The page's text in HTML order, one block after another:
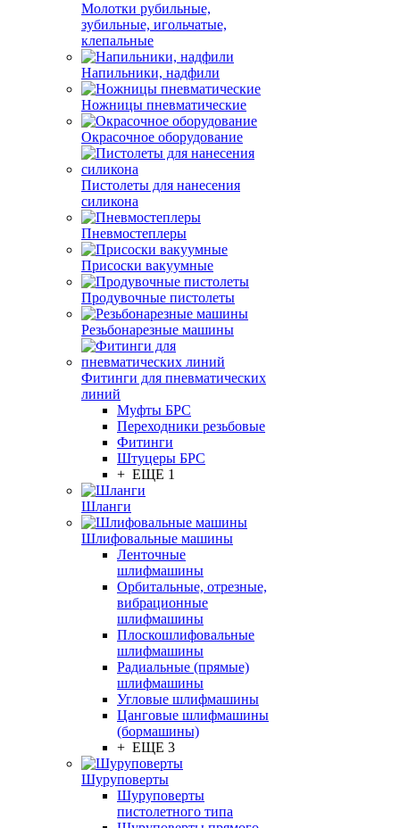
Молотки рубильные,
зубильные, игольчатые,
клепальные
Напильники, надфили
Ножницы пневматические
Окрасочное оборудование
Пистолеты для нанесения
силикона
Пневмостеплеры
Присоски вакуумные
Продувочные пистолеты
Резьбонарезные машины
Фитинги для пневматических
линий
Муфты БРС
Переходники резьбовые
Фитинги
Штуцеры БРС
+ ЕЩЕ 1
Шланги
Шлифовальные машины
Ленточные
шлифмашины
Орбитальные, отрезные,
вибрационные
шлифмашины
Плоскошлифовальные
шлифмашины
Радиальные (прямые)
шлифмашины
Угловые шлифмашины
Цанговые шлифмашины
(бормашины)
+ ЕЩЕ 3
Шуруповерты
Шуруповерты
пистолетного типа